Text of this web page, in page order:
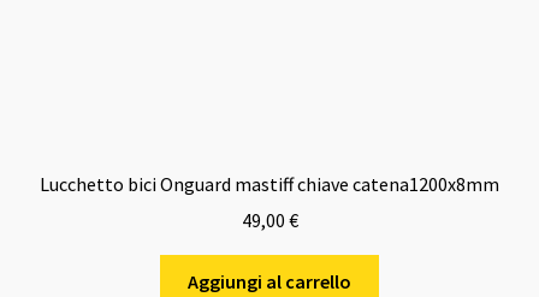
Lucchetto bici Onguard mastiff chiave catena1200x8mm
49,00 €
Aggiungi al carrello